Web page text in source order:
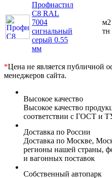
Профнастил
С8 RAL
7004
сигнальный
серый 0.55
мм
м2
тн
*Цена не является публичной
менеджеров сайта.
Высокое качество
Высокое качество
соответствии с ГОСТ и
Доставка по России
Доставка по Москве,
регионы нашей страны,
и вагонных поставок
Собственный автопарк